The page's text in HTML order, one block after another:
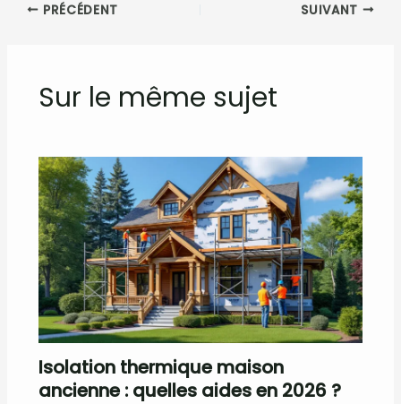
PRÉCÉDENT SUIVANT
Sur le même sujet
Isolation thermique maison
ancienne : quelles aides en 2026 ?